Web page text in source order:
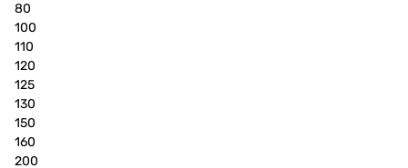
80
100
110
120
125
130
150
160
200